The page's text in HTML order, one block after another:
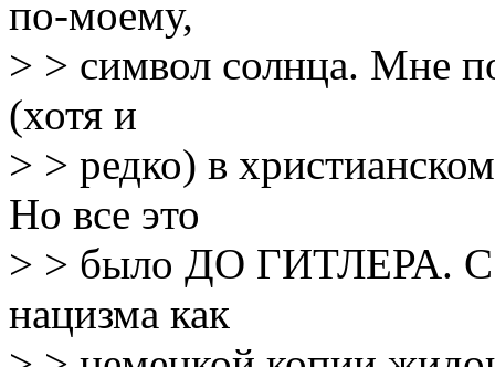
по-моему,
> > символ солнца. Мне
(хотя и
> > редко) в
Но все это
> > было ДО ГИТЛЕРА. С
нацизма как